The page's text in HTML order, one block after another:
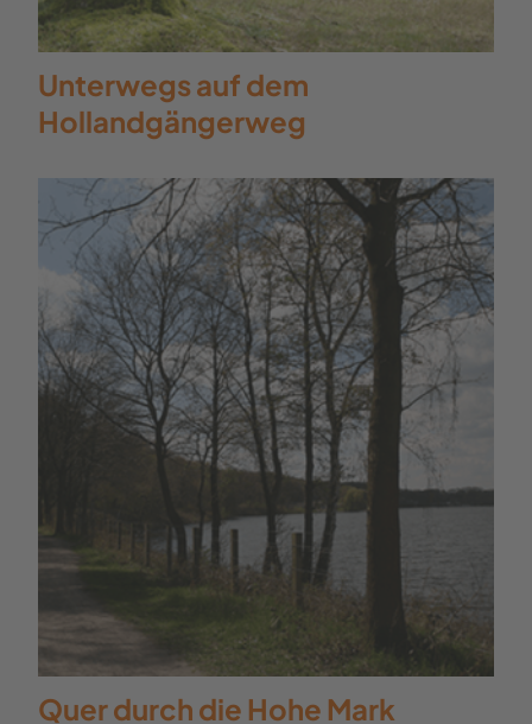
Unterwegs auf dem
Hollandgängerweg
Quer durch die Hohe Mark